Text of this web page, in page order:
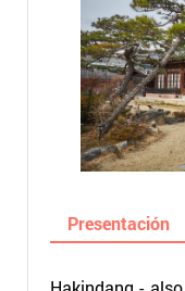
Presentación